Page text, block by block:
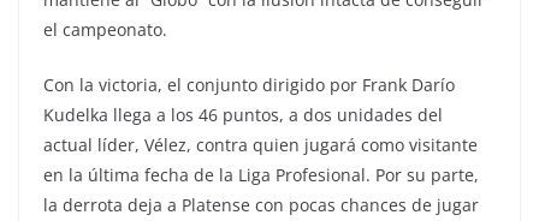
el campeonato.
Con la victoria, el conjunto dirigido por Frank Darío
Kudelka llega a los 46 puntos, a dos unidades del
actual líder, Vélez, contra quien jugará como visitante
en la última fecha de la Liga Profesional. Por su parte,
la derrota deja a Platense con pocas chances de jugar